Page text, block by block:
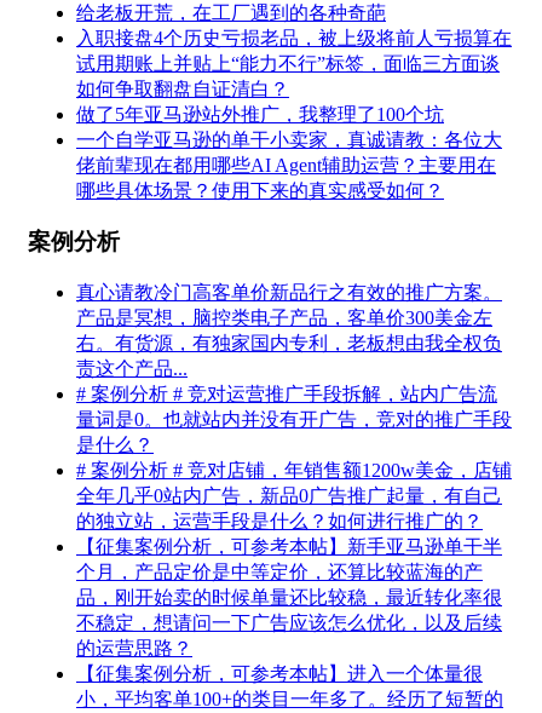
给老板开荒，在工厂遇到的各种奇葩
入职接盘4个历史亏损老品，被上级将前人亏损算在
试用期账上并贴上“能力不行”标签，面临三方面谈
如何争取翻盘自证清白？
做了5年亚马逊站外推广，我整理了100个坑
一个自学亚马逊的单干小卖家，真诚请教：各位大
佬前辈现在都用哪些AI Agent辅助运营？主要用在
哪些具体场景？使用下来的真实感受如何？
案例分析
真心请教冷门高客单价新品行之有效的推广方案。
产品是冥想，脑控类电子产品，客单价300美金左
右。有货源，有独家国内专利，老板想由我全权负
责这个产品...
# 案例分析 # 竞对运营推广手段拆解，站内广告流
量词是0。也就站内并没有开广告，竞对的推广手段
是什么？
# 案例分析 # 竞对店铺，年销售额1200w美金，店铺
全年几乎0站内广告，新品0广告推广起量，有自己
的独立站，运营手段是什么？如何进行推广的？
【征集案例分析，可参考本帖】新手亚马逊单干半
个月，产品定价是中等定价，还算比较蓝海的产
品，刚开始卖的时候单量还比较稳，最近转化率很
不稳定，想请问一下广告应该怎么优化，以及后续
的运营思路？
【征集案例分析，可参考本帖】进入一个体量很
小，平均客单100+的类目一年多了。经历了短暂的